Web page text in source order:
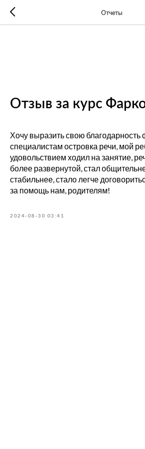
Отчеты
Отзыв за курс
Хочу выразить свою благодарность
специалистам островка речи, мой
удовольствием ходил на занятие,
более развернутой, стал
стабильнее, стало легче
за помощь нам, родителям!
2024-08-30 03:41